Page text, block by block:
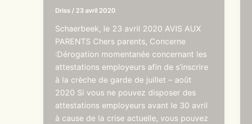
Driss / 23 avril 2020
Schaerbeek, le 23 avril 2020 AVIS AUX
PARENTS Chers parents, Concerne
:Dérogation momentanée concernant les
attestations employeurs afin de s’inscrire
à la crèche de garde de juillet – août
2020 Si vous ne pouvez disposer des
attestations employeurs avant le 30 avril
à cause de la crise actuelle, vous pouvez